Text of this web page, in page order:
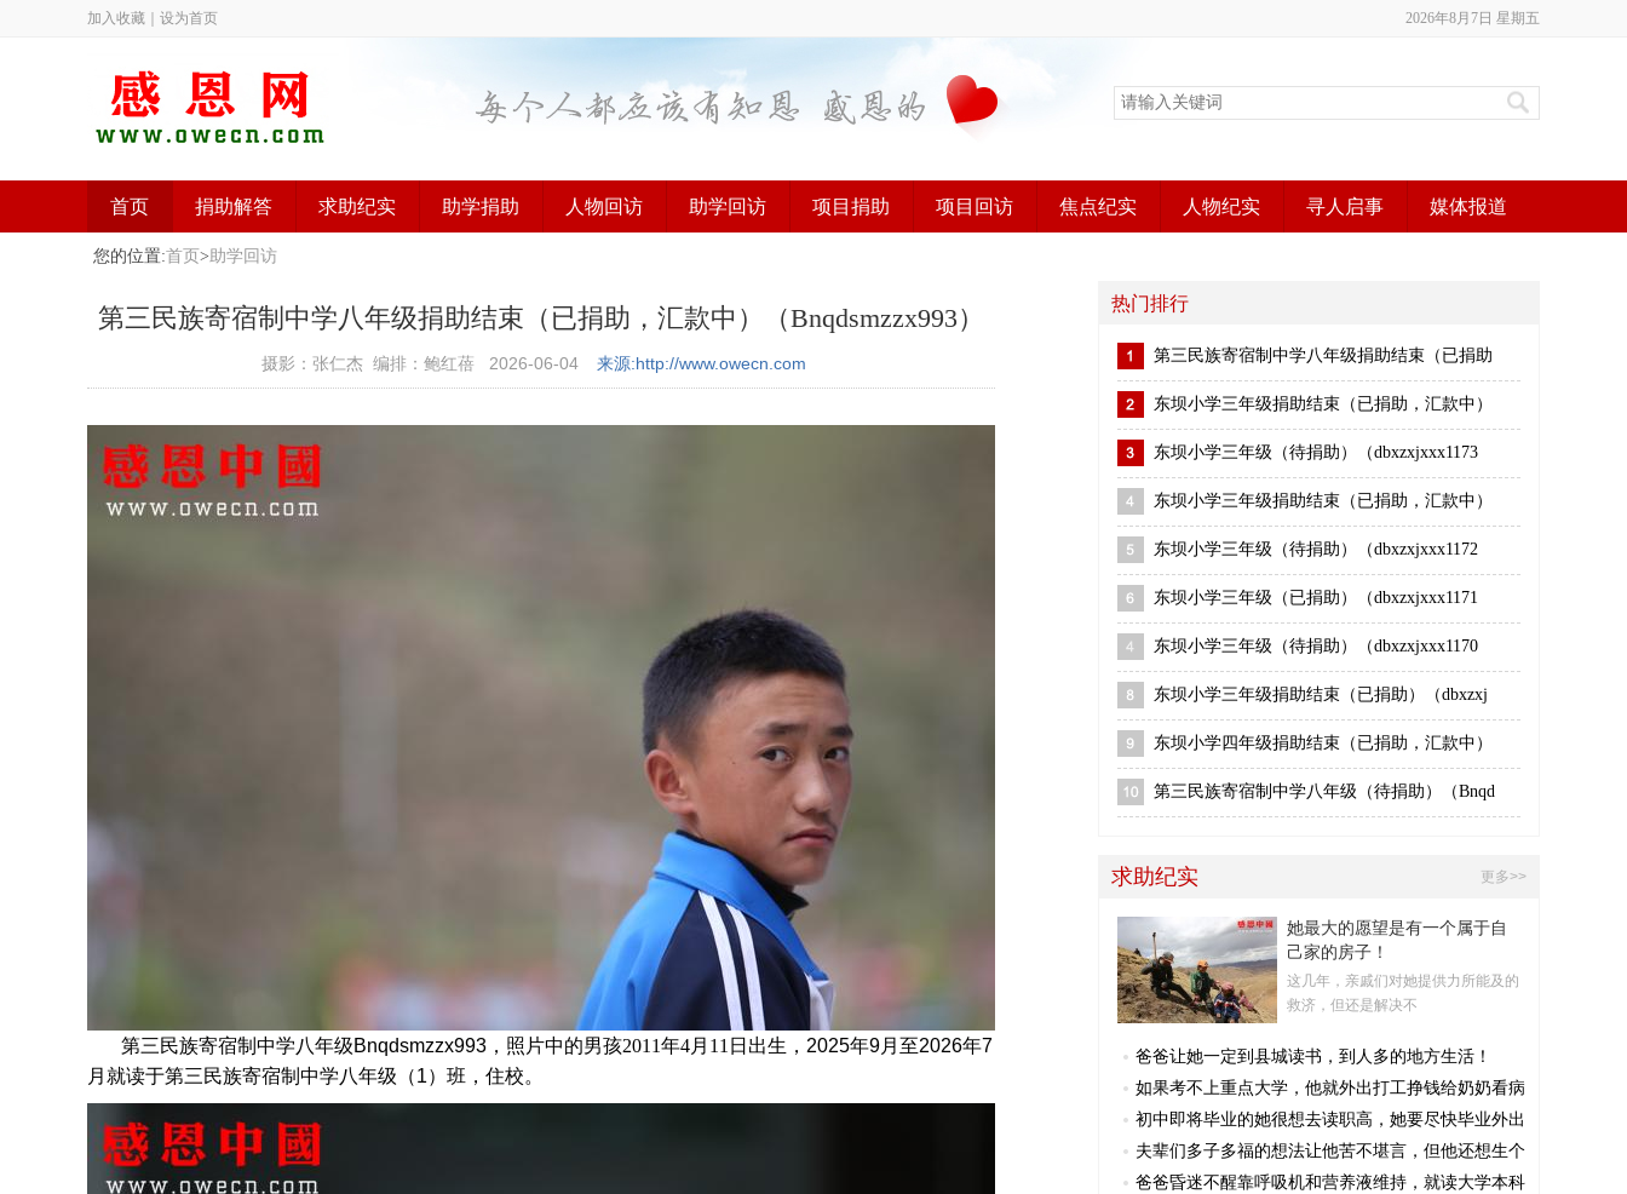
2026年8月7日 星期五
加入收藏 设为首页
首页 捐助解答 求助纪实 助学捐助 人物回访 助学回访 项目捐助 项目回访 焦点纪实 人物纪实 寻人启事 媒体报道
您的位置:首页 >助学回访
第三民族寄宿制中学八年级捐助结束（已捐助，汇款中）（Bnqdsmzzx993）
摄影：张仁杰 编排：鲍红蓓 2026-06-04 来源:http://www.owecn.com
第三民族寄宿制中学八年级Bnqdsmzzx993，照片中的男孩2011年4月11日 出生， 2025年9月至2026年7
月就读于第三民族寄宿制中学八年级 （1）班 ，住校。
热门排行
第三民族寄宿制中学八年级捐助结束（已捐助
东坝小学三年级捐助结束（已捐助，汇款中）
东坝小学三年级（待捐助）（dbxzxjxxx1173
东坝小学三年级捐助结束（已捐助，汇款中）
东坝小学三年级（待捐助）（dbxzxjxxx1172
东坝小学三年级（已捐助）（dbxzxjxxx1171
东坝小学三年级（待捐助）（dbxzxjxxx1170
东坝小学三年级捐助结束（已捐助）（dbxzxj
东坝小学四年级捐助结束（已捐助，汇款中）
第三民族寄宿制中学八年级（待捐助）（Bnqd
更多>>
求助纪实
她最大的愿望是有一个属于自
己家的房子！
这几年，亲戚们对她提供力所能及的
救济，但还是解决不
爸爸让她一定到县城读书，到人多的地方生活！
如果考不上重点大学，他就外出打工挣钱给奶奶看病
初中即将毕业的她很想去读职高，她要尽快毕业外出
夫辈们多子多福的想法让他苦不堪言，但他还想生个
爸爸昏迷不醒靠呼吸机和营养液维持，就读大学本科